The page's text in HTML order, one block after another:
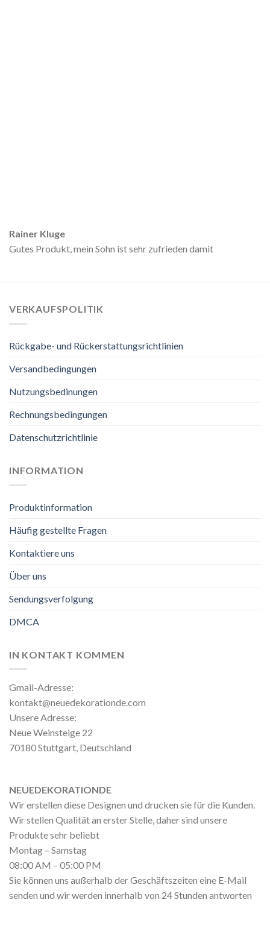
Rainer Kluge
Gutes Produkt, mein Sohn ist sehr zufrieden damit
VERKAUFSPOLITIK
Rückgabe- und Rückerstattungsrichtlinien
Versandbedingungen
Nutzungsbedinungen
Rechnungsbedingungen
Datenschutzrichtlinie
INFORMATION
Produktinformation
Häufig gestellte Fragen
Kontaktiere uns
Über uns
Sendungsverfolgung
DMCA
IN KONTAKT KOMMEN
Gmail-Adresse:
kontakt@neuedekorationde.com
Unsere Adresse:
Neue Weinsteige 22
70180 Stuttgart, Deutschland
NEUEDEKORATIONDE
Wir erstellen diese Designen und drucken sie für die Kunden.
Wir stellen Qualität an erster Stelle, daher sind unsere
Produkte sehr beliebt
Montag – Samstag
08:00 AM – 05:00 PM
Sie können uns außerhalb der Geschäftszeiten eine E-Mail
senden und wir werden innerhalb von 24 Stunden antworten